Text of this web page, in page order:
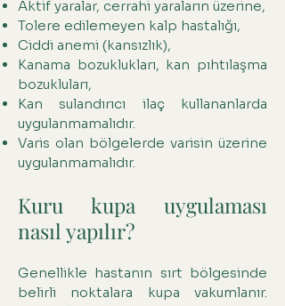
Aktif yaralar, cerrahi yaraların üzerine,
Tolere edilemeyen kalp hastalığı,
Ciddi anemi (kansızlık),
Kanama bozuklukları, kan pıhtılaşma
bozukluları,
Kan sulandırıcı ilaç kullananlarda
uygulanmamalıdır.
Varis olan bölgelerde varisin üzerine
uygulanmamalıdır.
Kuru kupa uygulaması
nasıl yapılır?
Genellikle hastanın sırt bölgesinde
belirli noktalara kupa vakumlanır.